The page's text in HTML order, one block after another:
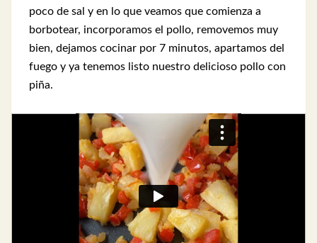
poco de sal y en lo que veamos que comienza a
borbotear, incorporamos el pollo, removemos muy
bien, dejamos cocinar por 7 minutos, apartamos del
fuego y ya tenemos listo nuestro delicioso pollo con
piña.